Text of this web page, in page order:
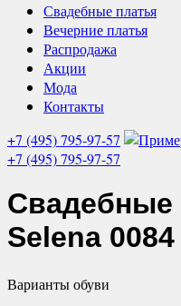
Свадебные платья
Вечерние платья
Распродажа
Акции
Мода
Контакты
+7 (495) 795-97-57
+7 (495) 795-97-57
Свадебные
Selena 0084
Варианты обуви